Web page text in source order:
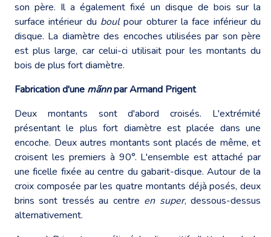
son père. Il a également fixé un disque de bois sur la
surface intérieur du boulpour obturer la face inférieur du
disque. La diamètre des encoches utilisées par son père
est plus large, car celui-ci utilisait pour les montants du
bois de plus fort diamètre.
Fabrication d'une mãnnpar Armand Prigent
Deux montants sont d'abord croisés. L'extrémité
présentant le plus fort diamètre est placée dans une
encoche. Deux autres montants sont placés de même, et
croisent les premiers à 90°. L'ensemble est attaché par
une ficelle fixée au centre du gabarit-disque. Autour de la
croix composée par les quatre montants déjà posés, deux
brins sont tressés au centre en super, dessous-dessus
alternativement.